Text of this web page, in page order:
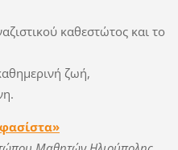
καθεστώτος και το
ζωή,
»